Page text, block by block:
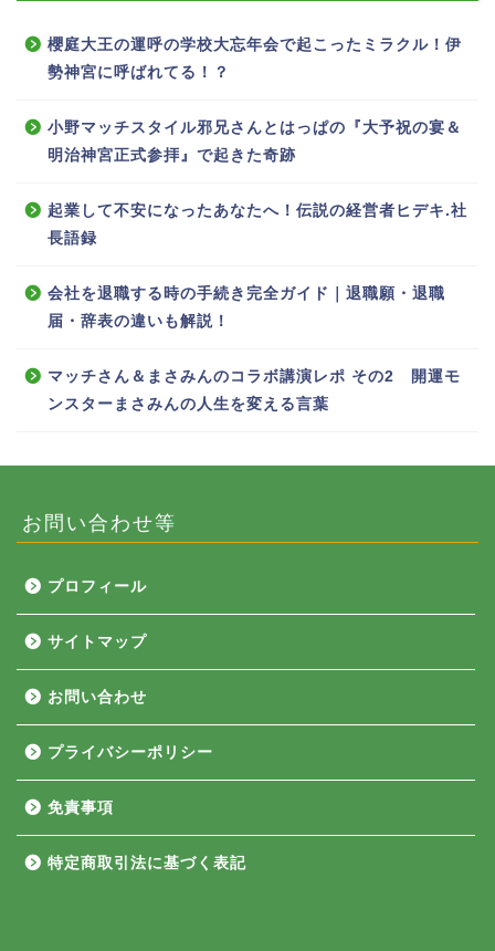
櫻庭大王の運呼の学校大忘年会で起こったミラクル！伊
勢神宮に呼ばれてる！？
小野マッチスタイル邪兄さんとはっぱの『大予祝の宴＆
明治神宮正式参拝』で起きた奇跡
起業して不安になったあなたへ！伝説の経営者ヒデキ.社
長語録
会社を退職する時の手続き完全ガイド｜退職願・退職
届・辞表の違いも解説！
マッチさん＆まさみんのコラボ講演レポ その2 開運モ
ンスターまさみんの人生を変える言葉
お問い合わせ等
プロフィール
サイトマップ
お問い合わせ
プライバシーポリシー
免責事項
特定商取引法に基づく表記